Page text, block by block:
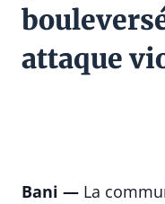
attaque
Bani — La